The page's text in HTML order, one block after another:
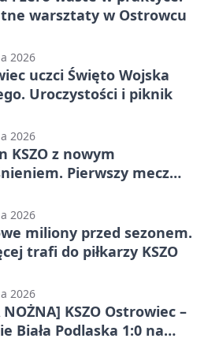
warsztaty w Ostrowcu
2026
uczci Święto Wojska
Uroczystości i piknik
2026
KSZO z nowym
Pierwszy mecz
2026
miliony przed sezonem.
trafi do piłkarzy KSZO
2026
NOŻNA] KSZO Ostrowiec –
Biała Podlaska 1:0 na